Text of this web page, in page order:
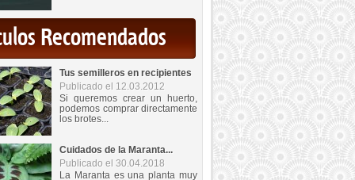
Recomendados
Tus semilleros en recipientes
Publicado el 12.03.2012
Si queremos crear un huerto,
podemos comprar directamente
los brotes...
Cuidados de la Maranta...
Publicado el 30.04.2018
La Maranta es una planta muy